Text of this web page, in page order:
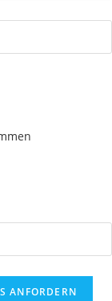
ANFORDERN